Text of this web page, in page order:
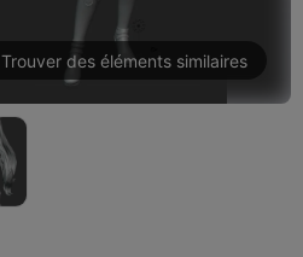
Trouver des éléments similaires